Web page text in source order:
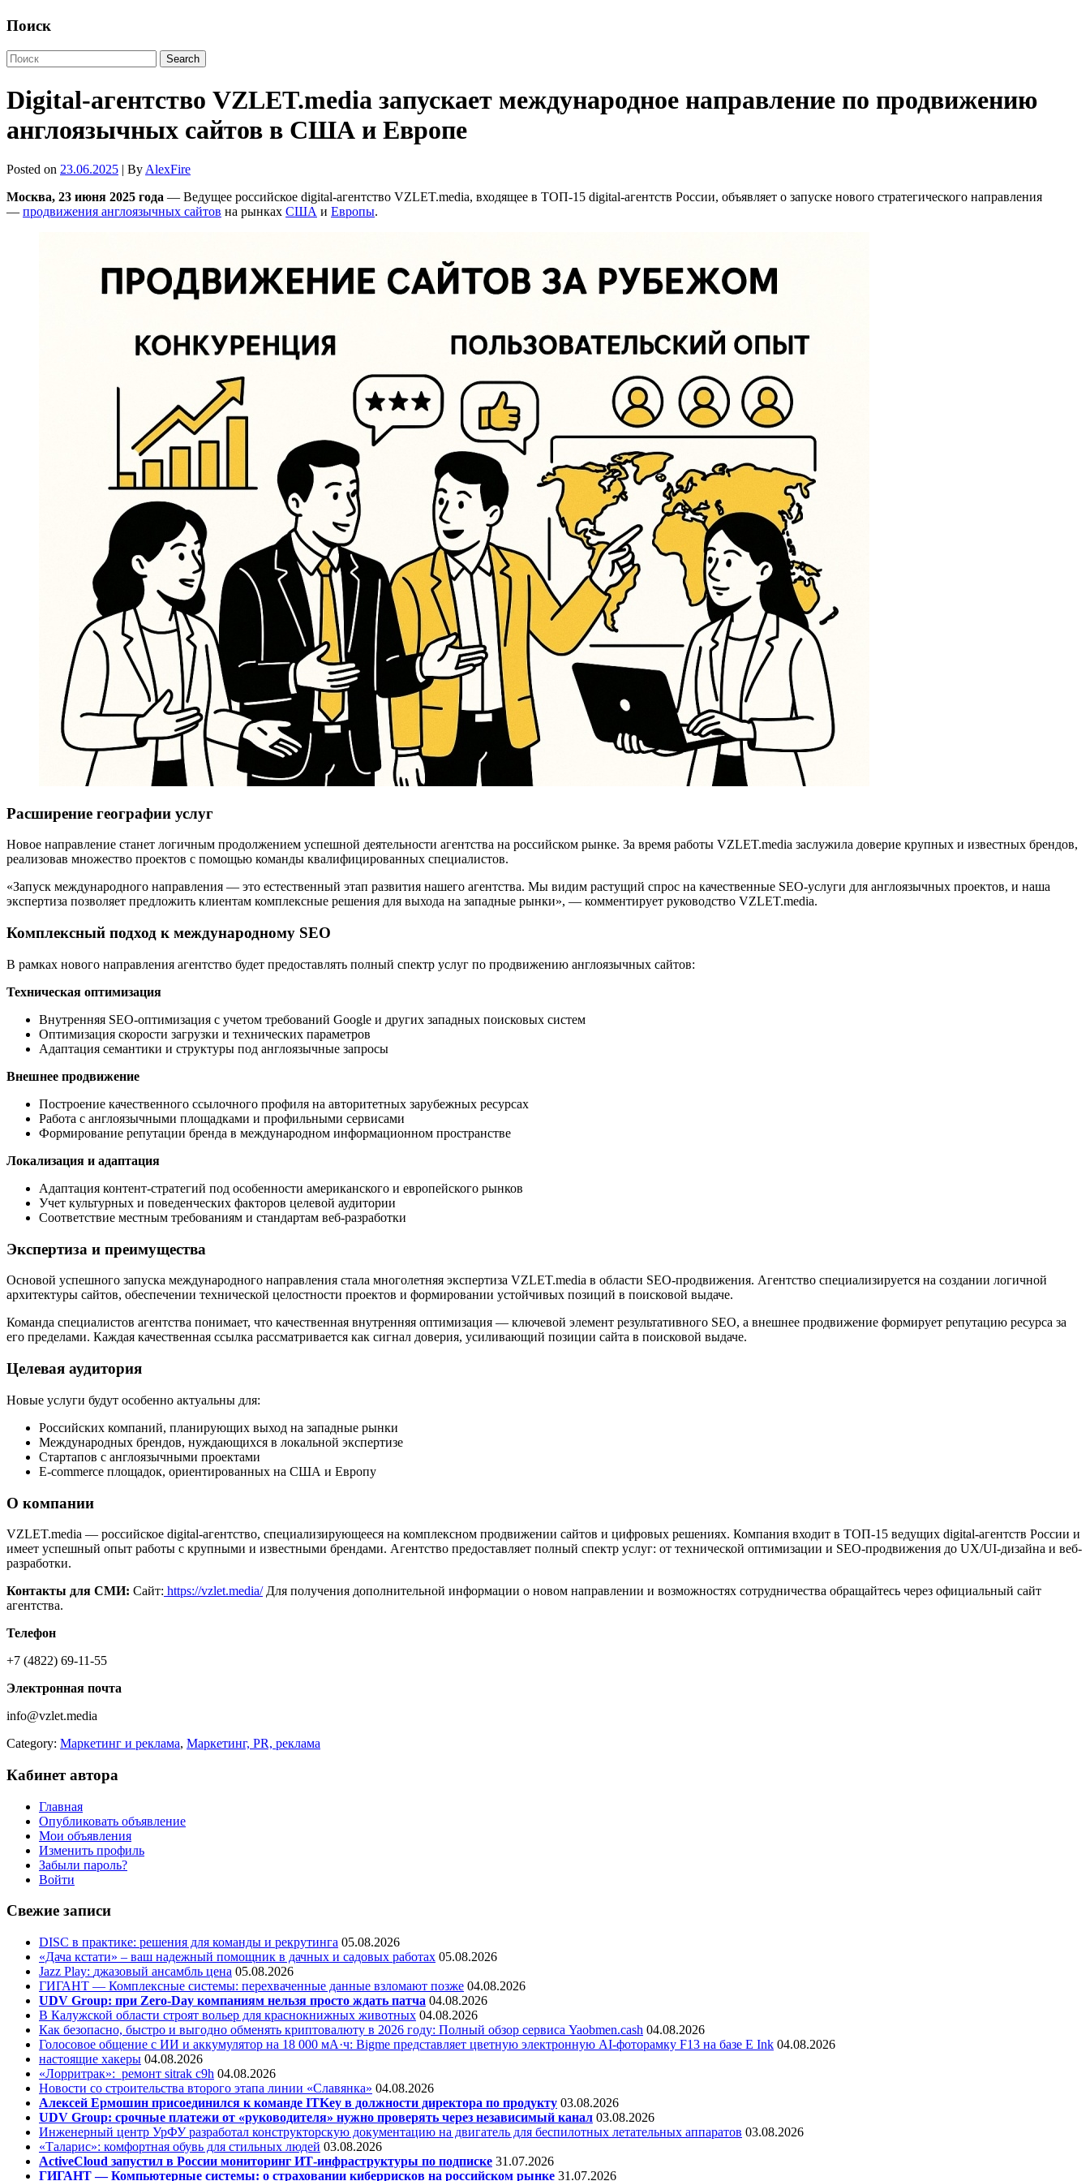
Поиск
Digital-агентство VZLET.media запускает международное направление по продвижению
англоязычных сайтов в США и Европе
Posted on 23.06.2025 | By AlexFire
Москва, 23 июня 2025 года — Ведущее российское digital-агентство VZLET.media, входящее в ТОП-15 digital-агентств России, объявляет о запуске нового стратегического направления
— продвижения англоязычных сайтов на рынках США и Европы.
Расширение географии услуг
Новое направление станет логичным продолжением успешной деятельности агентства на российском рынке. За время работы VZLET.media заслужила доверие крупных и известных брендов,
реализовав множество проектов с помощью команды квалифицированных специалистов.
«Запуск международного направления — это естественный этап развития нашего агентства. Мы видим растущий спрос на качественные SEO-услуги для англоязычных проектов, и наша
экспертиза позволяет предложить клиентам комплексные решения для выхода на западные рынки», — комментирует руководство VZLET.media.
Комплексный подход к международному SEO
В рамках нового направления агентство будет предоставлять полный спектр услуг по продвижению англоязычных сайтов:
Техническая оптимизация
Внутренняя SEO-оптимизация с учетом требований Google и других западных поисковых систем
Оптимизация скорости загрузки и технических параметров
Адаптация семантики и структуры под англоязычные запросы
Внешнее продвижение
Построение качественного ссылочного профиля на авторитетных зарубежных ресурсах
Работа с англоязычными площадками и профильными сервисами
Формирование репутации бренда в международном информационном пространстве
Локализация и адаптация
Адаптация контент-стратегий под особенности американского и европейского рынков
Учет культурных и поведенческих факторов целевой аудитории
Соответствие местным требованиям и стандартам веб-разработки
Экспертиза и преимущества
Основой успешного запуска международного направления стала многолетняя экспертиза VZLET.media в области SEO-продвижения. Агентство специализируется на создании логичной
архитектуры сайтов, обеспечении технической целостности проектов и формировании устойчивых позиций в поисковой выдаче.
Команда специалистов агентства понимает, что качественная внутренняя оптимизация — ключевой элемент результативного SEO, а внешнее продвижение формирует репутацию ресурса за
его пределами. Каждая качественная ссылка рассматривается как сигнал доверия, усиливающий позиции сайта в поисковой выдаче.
Целевая аудитория
Новые услуги будут особенно актуальны для:
Российских компаний, планирующих выход на западные рынки
Международных брендов, нуждающихся в локальной экспертизе
Стартапов с англоязычными проектами
E-commerce площадок, ориентированных на США и Европу
О компании
VZLET.media — российское digital-агентство, специализирующееся на комплексном продвижении сайтов и цифровых решениях. Компания входит в ТОП-15 ведущих digital-агентств России и
имеет успешный опыт работы с крупными и известными брендами. Агентство предоставляет полный спектр услуг: от технической оптимизации и SEO-продвижения до UX/UI-дизайна и веб-
разработки.
Контакты для СМИ: Сайт: https://vzlet.media/Для получения дополнительной информации о новом направлении и возможностях сотрудничества обращайтесь через официальный сайт
агентства.
Телефон
+7 (4822) 69-11-55
Электронная почта
info@vzlet.media
Category: Маркетинг и реклама, Маркетинг, PR, реклама
Кабинет автора
Главная
Опубликовать объявление
Мои объявления
Изменить профиль
Забыли пароль?
Войти
Свежие записи
DISC в практике: решения для команды и рекрутинга 05.08.2026
«Дача кстати» – ваш надежный помощник в дачных и садовых работах 05.08.2026
Jazz Play: джазовый ансамбль цена 05.08.2026
ГИГАНТ — Комплексные системы: перехваченные данные взломают позже 04.08.2026
UDV Group: при Zero-Day компаниям нельзя просто ждать патча 04.08.2026
В Калужской области строят вольер для краснокнижных животных 04.08.2026
Как безопасно, быстро и выгодно обменять криптовалюту в 2026 году: Полный обзор сервиса Yaobmen.cash 04.08.2026
Голосовое общение с ИИ и аккумулятор на 18 000 мА·ч: Bigme представляет цветную электронную AI-фоторамку F13 на базе E Ink 04.08.2026
настоящие хакеры 04.08.2026
«Лорритрак»: ремонт sitrak c9h 04.08.2026
Новости со строительства второго этапа линии «Славянка» 04.08.2026
Алексей Ермошин присоединился к команде ITKey в должности директора по продукту 03.08.2026
UDV Group: срочные платежи от «руководителя» нужно проверять через независимый канал 03.08.2026
Инженерный центр УрФУ разработал конструкторскую документацию на двигатель для беспилотных летательных аппаратов 03.08.2026
«Таларис»: комфортная обувь для стильных людей 03.08.2026
ActiveCloud запустил в России мониторинг ИТ-инфраструктуры по подписке 31.07.2026
ГИГАНТ — Компьютерные системы: о страховании киберрисков на российском рынке 31.07.2026